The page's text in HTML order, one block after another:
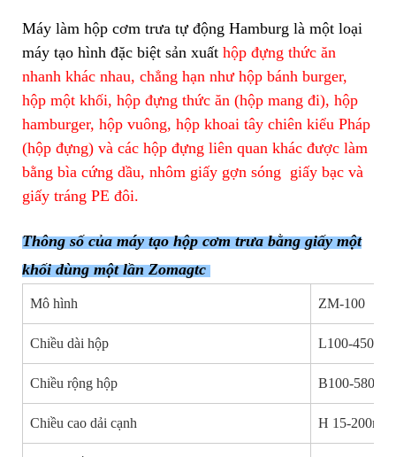
Máy làm hộp cơm trưa tự động Hamburg là một loại
máy tạo hình đặc biệt sản xuất hộp đựng thức ăn
nhanh khác nhau, chẳng hạn như hộp bánh burger,
hộp một khối, hộp đựng thức ăn (hộp mang đi), hộp
hamburger, hộp vuông, hộp khoai tây chiên kiểu Pháp
(hộp đựng) và các hộp đựng liên quan khác được làm
bằng bìa cứng dầu, nhôm giấy gợn sóng giấy bạc và
giấy tráng PE đôi.
Thông số của máy tạo hộp cơm trưa bằng giấy một
khối dùng một lần Zomagtc
Mô hình ZM-100
Chiều dài hộp L100-450mm
Chiều rộng hộp B100-580/
Chiều cao dải cạnh H 15-200mm